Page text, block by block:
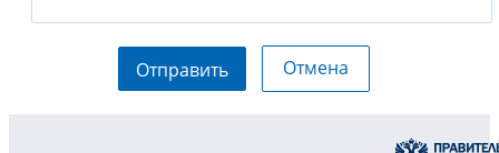
Отправить Отмена